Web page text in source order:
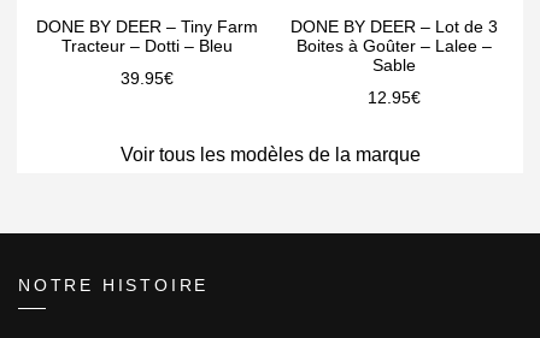
DONE BY DEER – Tiny Farm
Tracteur – Dotti – Bleu
39.95€
DONE BY DEER – Lot de 3
Boites à Goûter – Lalee –
Sable
12.95€
Voir tous les modèles de la marque
NOTRE HISTOIRE